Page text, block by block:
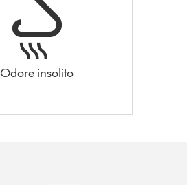
Odore insolito